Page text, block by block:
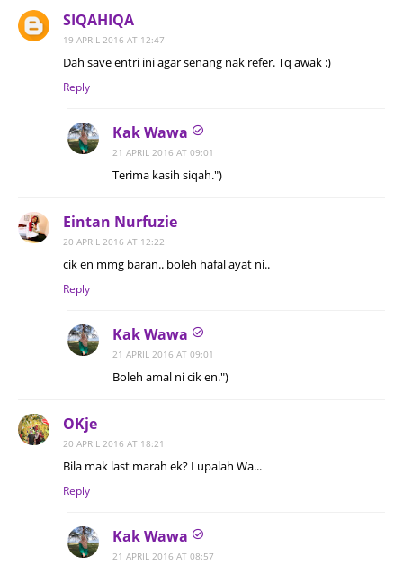
SIQAHIQA
19 APRIL 2016 AT 12:47
Dah save entri ini agar senang nak refer. Tq awak :)
Reply
Kak Wawa
21 APRIL 2016 AT 09:01
Terima kasih siqah.")
Eintan Nurfuzie
20 APRIL 2016 AT 12:22
cik en mmg baran.. boleh hafal ayat ni..
Reply
Kak Wawa
21 APRIL 2016 AT 09:01
Boleh amal ni cik en.")
OKje
20 APRIL 2016 AT 18:21
Bila mak last marah ek? Lupalah Wa...
Reply
Kak Wawa
21 APRIL 2016 AT 08:57